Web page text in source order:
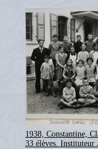
1938, Constantine,
33 élèves. Instituteur